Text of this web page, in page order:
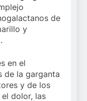
de
y
en el
de la garganta
y de los
dolor, las